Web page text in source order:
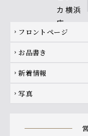
Footer navigation
chevron_right フロントページ
chevron_right お品書き
chevron_right 新着情報
chevron_right 写真